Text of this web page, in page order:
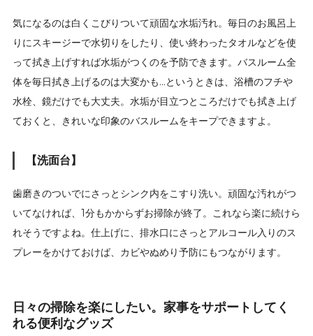
気になるのは白くこびりついて頑固な水垢汚れ。毎日のお風呂上
りにスキージーで水切りをしたり、使い終わったタオルなどを使
って拭き上げすれば水垢がつくのを予防できます。バスルーム全
体を毎日拭き上げるのは大変かも…というときは、浴槽のフチや
水栓、鏡だけでも大丈夫。水垢が目立つところだけでも拭き上げ
ておくと、きれいな印象のバスルームをキープできますよ。
【洗面台】
歯磨きのついでにさっとシンク内をこすり洗い。頑固な汚れがつ
いてなければ、1分もかからずお掃除が終了。これなら楽に続けら
れそうですよね。仕上げに、排水口にさっとアルコール入りのス
プレーをかけておけば、カビやぬめり予防にもつながります。
日々の掃除を楽にしたい。家事をサポートしてく
れる便利なグッズ